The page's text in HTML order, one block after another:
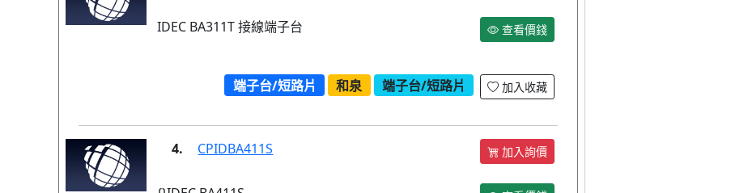
IDEC BA311T 接線端子台 查看價錢
端子台/短路片 和泉 端子台/短路片 加入收藏
4. CPIDBA411S 加入詢價